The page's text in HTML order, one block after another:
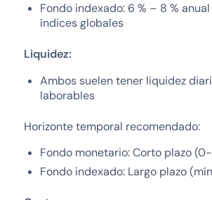
Fondo indexado: 6 % – 8 %
índices globales
Liquidez:
Ambos suelen tener liquidez
laborables
Horizonte temporal recomendado:
Fondo monetario: Corto plazo
Fondo indexado: Largo plazo